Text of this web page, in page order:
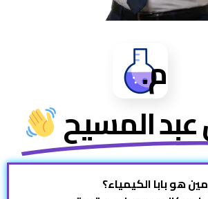
م.
المسيح
مين هو بابا الكيمياء؟